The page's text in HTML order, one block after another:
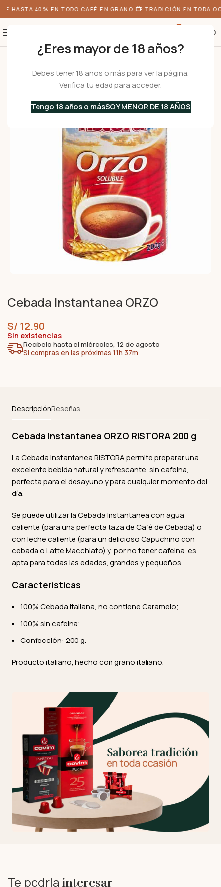
¿Eres mayor de 18 años?
Debes tener 18 años o más para ver la página.
Verifica tu edad para acceder.
Tengo 18 años o másSOY MENOR DE 18 AÑOS
HASTA 40% EN TODO CAFÉ EN GRANO TRADICIÓN EN TODA
0.00
Cebada Instantanea ORZO
Cebada Instantanea ORZO
S/ 12.90
Sin existencias
Recíbelo hasta el miércoles, 12 de agosto
Si compras en las próximas 11h 37m
DescripciónReseñas
Cebada Instantanea ORZO RISTORA 200 g
La Cebada Instantanea RISTORA permite preparar una
excelente bebida natural y refrescante, sin cafeina,
perfecta para el desayuno y para cualquier momento del
día.
Se puede utilizar la Cebada Instantanea con agua
caliente (para una perfecta taza de Café de Cebada) o
con leche caliente (para un delicioso Capuchino con
cebada o Latte Macchiato) y, por no tener cafeina, es
apta para todas las edades, grandes y pequeños.
Caracteristicas
100% Cebada Italiana, no contiene Caramelo;
100% sin cafeina;
Confección: 200 g.
Producto italiano, hecho con grano italiano.
Te podría interesar